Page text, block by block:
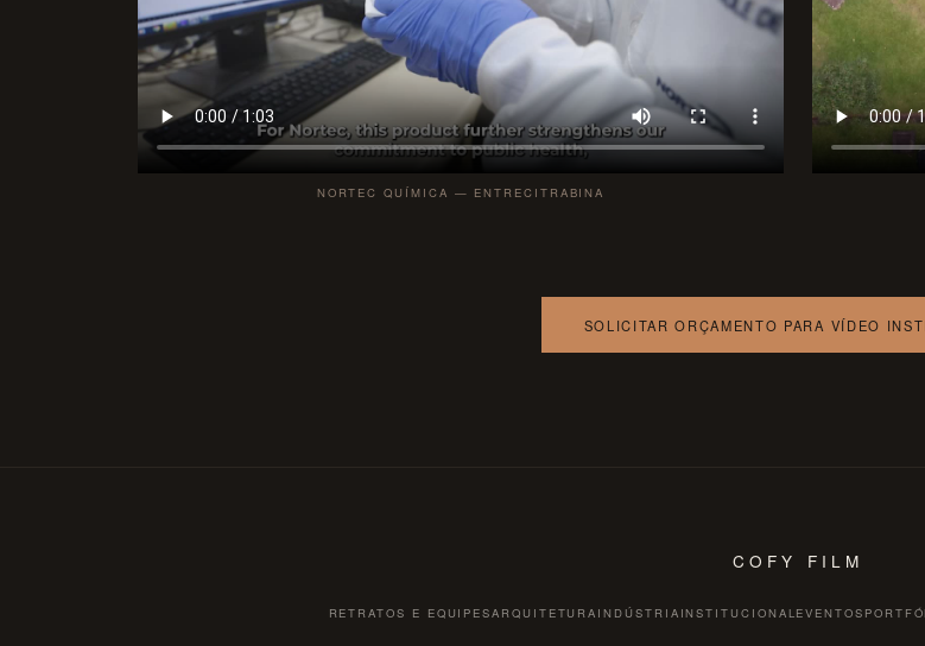
NORTEC QUÍMICA — ENTRECITRABINA
SOLICITAR ORÇAMENTO PARA VÍDEO
COFY FILM
RETRATOS E EQUIPESARQUITETURA INDÚSTRIA INSTITUCIONAL EVENTOS